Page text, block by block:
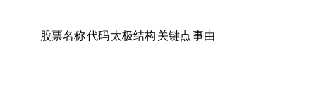
股票名称代码太极结构 关键点事由